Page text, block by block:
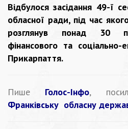
Відбулося засідання 49-ї
обласної ради, під час
розглянув понад 30
фінансового та соціально-
Прикарпаття.
Пише Голос-Інфо,
Франківську обласну